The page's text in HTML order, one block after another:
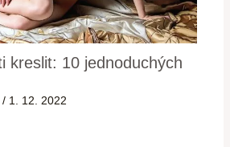
kreslit: 10 jednoduchých
/ 1. 12. 2022